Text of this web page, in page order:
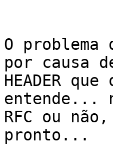
O
por causa
HEADER
entende...
RFC ou
pronto...